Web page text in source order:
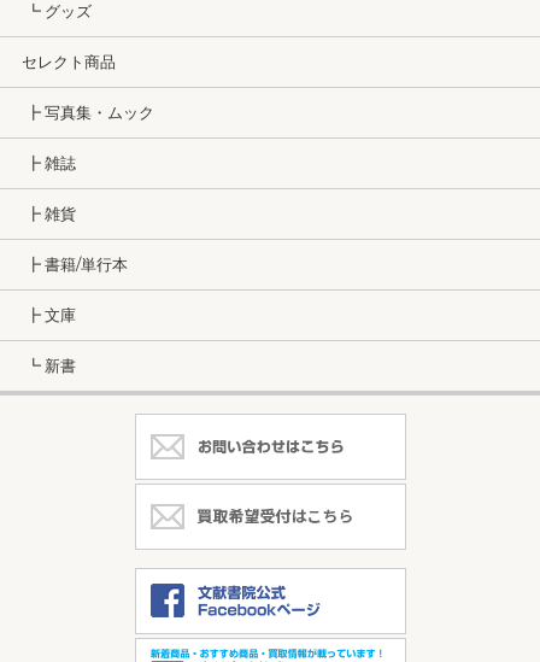
┗ グッズ
セレクト商品
┣ 写真集・ムック
┣ 雑誌
┣ 雑貨
┣ 書籍/単行本
┣ 文庫
┗ 新書